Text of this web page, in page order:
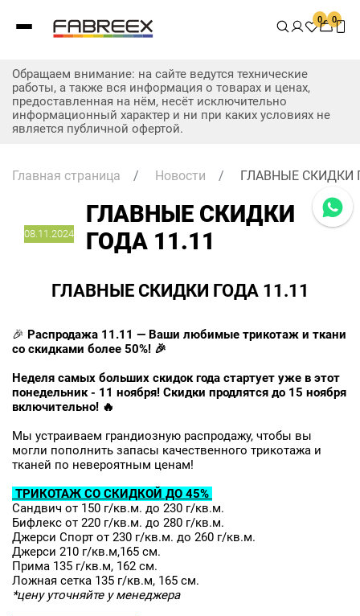
0 0
Обращаем внимание: на сайте ведутся технические
работы, а также вся информация о товарах и ценах,
предоставленная на нём, несёт исключительно
информационный характер и ни при каких условиях не
является публичной офертой.
Главная страница / Новости / ГЛАВНЫЕ СКИДКИ
08.11.2024
ГЛАВНЫЕ СКИДКИ
ГОДА 11.11
ГЛАВНЫЕ СКИДКИ ГОДА 11.11
🎉 Распродажа 11.11 — Ваши любимые трикотаж и ткани
со скидками более 50%! 🎉
Неделя самых больших скидок года стартует уже в этот
понедельник - 11 ноября! Скидки продлятся до 15 ноября
включительно! 🔥
Мы устраиваем грандиозную распродажу, чтобы вы
могли пополнить запасы качественного трикотажа и
тканей по невероятным ценам!
ТРИКОТАЖ СО СКИДКОЙ ДО 45%
Сандвич от 150 г/кв.м. до 230 г/кв.м.
Бифлекс от 220 г/кв.м. до 280 г/кв.м.
Джерси Спорт от 230 г/кв.м. до 260 г/кв.м.
Джерси 210 г/кв.м,165 см.
Прима 135 г/кв.м, 162 см.
Ложная сетка 135 г/кв.м, 165 см.
*цену уточняйте у менеджера